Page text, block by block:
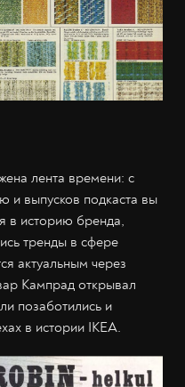
лента времени: с
и выпусков подкаста вы
в историю бренда,
тренды в сфере
актуальным через
Кампрад открывал
позаботились и
в истории IKEA.